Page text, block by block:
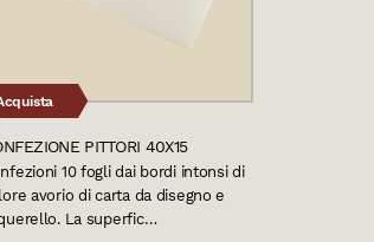
PITTORI 40X15
10 fogli dai bordi intonsi di
avorio di carta da disegno e
La superfic…